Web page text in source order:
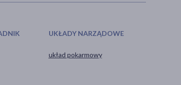
UKŁADY NARZĄDOWE
układ pokarmowy